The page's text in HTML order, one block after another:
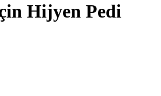
Hijyen Pedi